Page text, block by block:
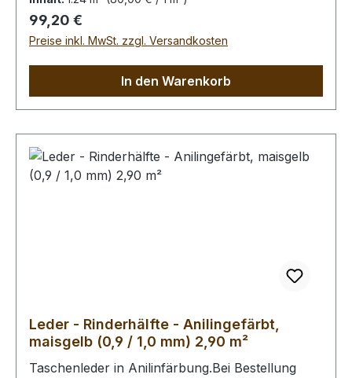
Regulärer Preis:
99,20 €
Preise inkl. MwSt. zzgl. Versandkosten
In den Warenkorb
Leder - Rinderhälfte - Anilingefärbt,
maisgelb (0,9 / 1,0 mm) 2,90 m²
Taschenleder in Anilinfärbung.Bei Bestellung